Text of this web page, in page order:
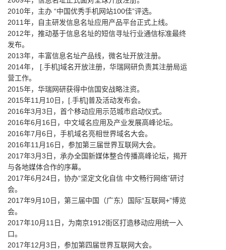
2010年，主办 “中国优秀手机网站100佳”评选。
2011年，自主研发信息名址应用产品平台正式上线。
2012年，推动基于信息名址的短信寻址行业通信标准最终
发布。
2013年，丰富信息名址产品线，微名址开放注册。
2014年， [.手机]域名开放注册，华瑞网研负责其注册局运
营工作。
2015年，华瑞网研获得中信国安战略注资。
2015年11月10日，[.手机]普及活动发布会。
2016年3月3日，首个移动应用示范城市启动仪式。
2016年6月16日，中文域名应用及产业发展高峰论坛。
2016年7月6日，手机域名亮相世界域名大会。
2016年11月16日，参加第三届世界互联网大会。
2017年3月3日，承办全国新媒体整合传播高峰论坛，揭开
与各地媒体合作的序幕。
2017年6月24日，协办“坚定文化自信 中文畅行网络”研讨
会。
2017年9月10日，第三届中国（广东）国际“互联网+”博览
会。
2017年10月11日，为南京1912街区打造移动应用统一入
口。
2017年12月3日，参加第四届世界互联网大会。